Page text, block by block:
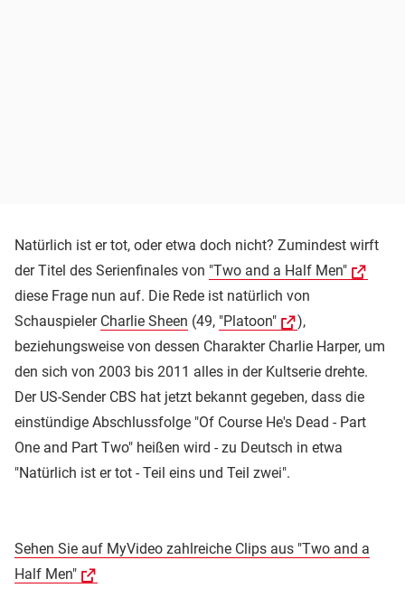
Natürlich ist er tot, oder etwa doch nicht? Zumindest wirft
der Titel des Serienfinales von "Two and a Half Men"
diese Frage nun auf. Die Rede ist natürlich von
Schauspieler Charlie Sheen (49, "Platoon"
),
beziehungsweise von dessen Charakter Charlie Harper, um
den sich von 2003 bis 2011 alles in der Kultserie drehte.
Der US-Sender CBS hat jetzt bekannt gegeben, dass die
einstündige Abschlussfolge "Of Course He's Dead - Part
One and Part Two" heißen wird - zu Deutsch in etwa
"Natürlich ist er tot - Teil eins und Teil zwei".
Sehen Sie auf MyVideo zahlreiche Clips aus "Two and a
Half Men"